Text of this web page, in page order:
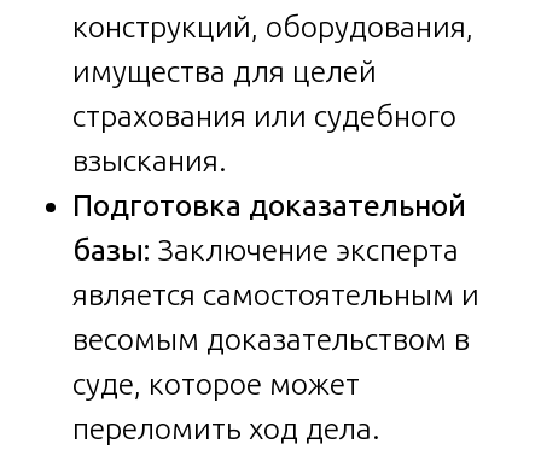
конструкций, оборудования,
имущества для целей
страхования или судебного
взыскания.
Подготовка доказательной
базы: Заключение эксперта
является самостоятельным и
весомым доказательством в
суде, которое может
переломить ход дела.